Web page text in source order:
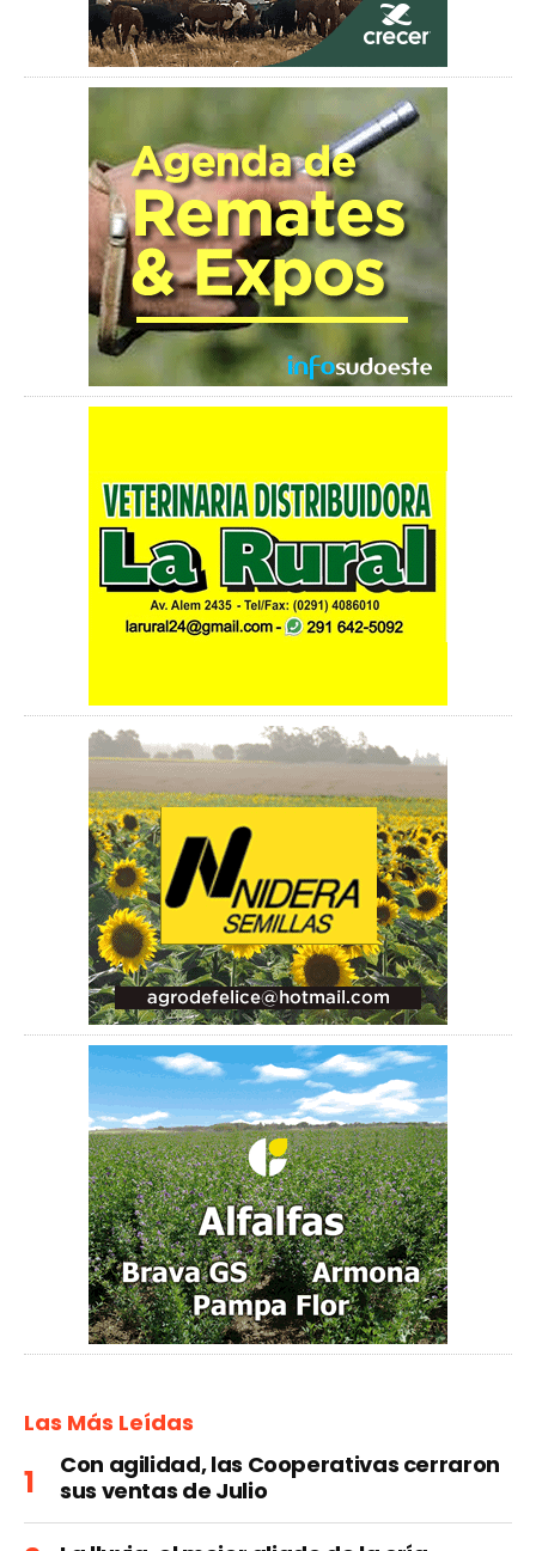
Las Más Leídas
Con agilidad, las Cooperativas cerraron
sus ventas de Julio